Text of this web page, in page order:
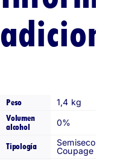
Peso 1,4 kg
Volumen
alcohol
0%
Tipología
Semiseco –
Coupage